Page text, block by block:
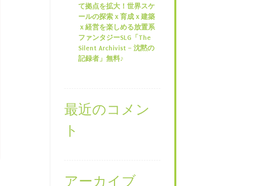
て拠点を拡大！世界スケ
ールの探索ｘ育成ｘ建築
ｘ経営を楽しめる放置系
ファンタジーSLG「The
Silent Archivist – 沈黙の
記録者」無料♪
最近のコメン
ト
アーカイブ